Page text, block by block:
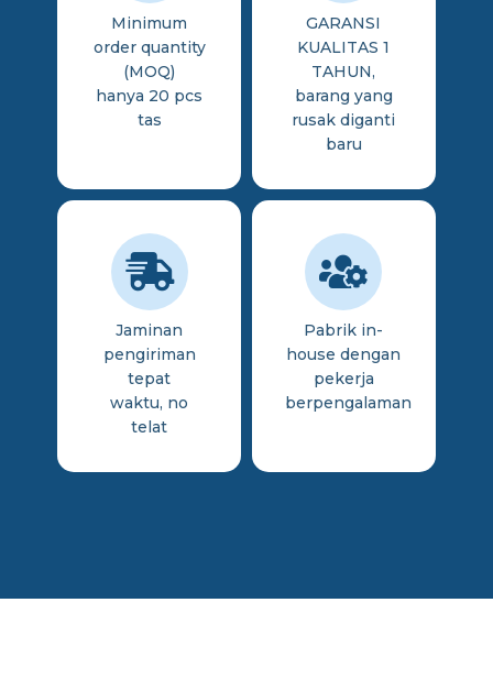
Minimum
order quantity
(MOQ)
hanya 20 pcs
tas
GARANSI
KUALITAS 1
TAHUN,
barang yang
rusak diganti
baru
Jaminan
pengiriman
tepat
waktu, no
telat
Pabrik in-
house dengan
pekerja
berpengalaman